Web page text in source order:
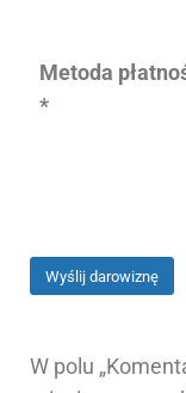
Metoda
*
W polu